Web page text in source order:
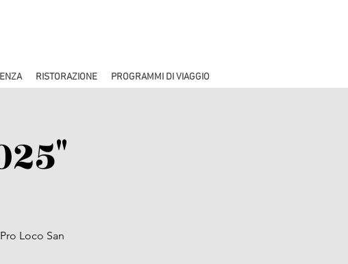
RISTORAZIONE PROGRAMMI DI VIAGGIO
Loco San